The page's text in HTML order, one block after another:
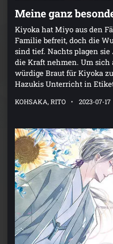
Meine ganz
Kiyoka hat Miyo aus den
Familie befreit, doch die
sind tief. Nachts plagen
die Kraft nehmen. Um
würdige Braut für Kiyoka
Hazukis Unterricht in
KOHSAKA, RITO 2023-07-17